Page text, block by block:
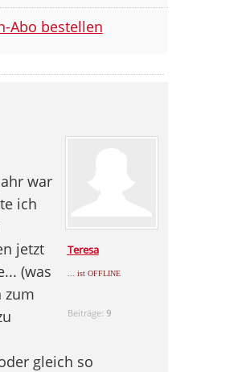
Abo bestellen
Teresa
... ist OFFLINE
Beiträge: 9
war
ich
jetzt
(was
zum
gleich so